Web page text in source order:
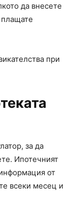
да внесете
плащате
при
за да
Ипотечният
от
всеки месец и